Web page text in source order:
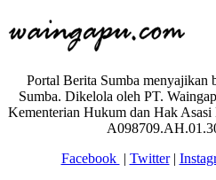
Portal Berita Sumba menyajikan
Sumba. Dikelola oleh PT.
Kementerian Hukum dan Hak
Facebook | Twitter|